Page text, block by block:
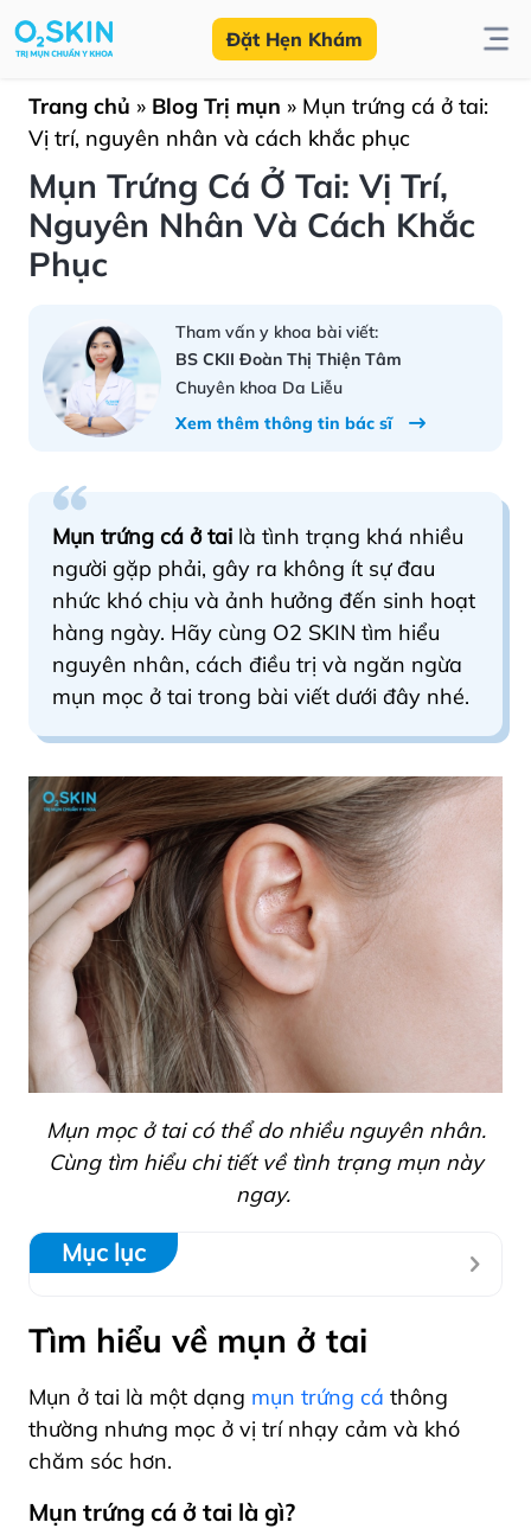
Đặt Hẹn Khám
Trang chủ » Blog Trị mụn » Mụn trứng cá ở tai:
Vị trí, nguyên nhân và cách khắc phục
Mụn Trứng Cá Ở Tai: Vị Trí,
Nguyên Nhân Và Cách Khắc
Phục
Tham vấn y khoa bài viết:
BS CKII Đoàn Thị Thiện Tâm
Chuyên khoa Da Liễu
Xem thêm thông tin bác sĩ
Mụn trứng cá ở tai là tình trạng khá nhiều
người gặp phải, gây ra không ít sự đau
nhức khó chịu và ảnh hưởng đến sinh hoạt
hàng ngày. Hãy cùng O2 SKIN tìm hiểu
nguyên nhân, cách điều trị và ngăn ngừa
mụn mọc ở tai trong bài viết dưới đây nhé.
Mụn mọc ở tai có thể do nhiều nguyên nhân.
Cùng tìm hiểu chi tiết về tình trạng mụn này
ngay.
Mục lục
Tìm hiểu về mụn ở tai
Mụn ở tai là một dạng mụn trứng cá thông
thường nhưng mọc ở vị trí nhạy cảm và khó
chăm sóc hơn.
Mụn trứng cá ở tai là gì?